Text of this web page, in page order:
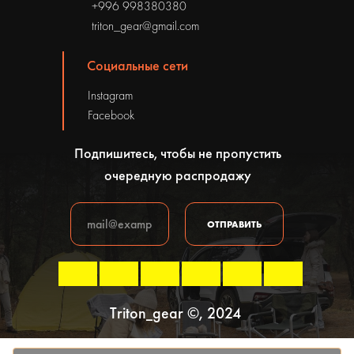
Подпишитесь, чтобы не пропустить
очередную распродажу
Triton_gear ©, 2024
Политика конфиденциальности
ОТПРАВИТЬ
+996 998380380
triton_gear@gmail.com
Социальные сети
Instagram
Facebook